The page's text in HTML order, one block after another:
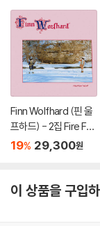
Finn Wolfhard (핀 울
프하드) - 2집 Fire Fro
m The Hip
19% 29,300원
이 상품을 구입